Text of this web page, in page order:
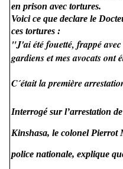
en prison avec tortures.
Voici ce que declare le
ces tortures :
"J'ai été fouetté, frappé
gardiens et mes avocats ont
C´était la première
Interrogé sur l’arrestation
Kinshasa, le colonel Pierrot
police nationale, explique